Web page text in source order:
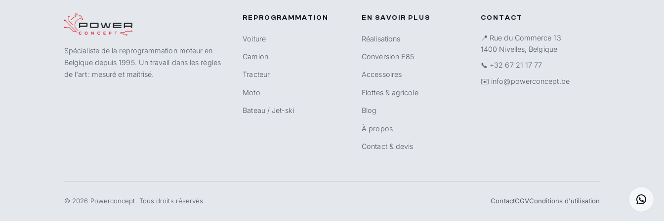
Spécialiste de la reprogrammation moteur en
Belgique depuis 1995. Un travail dans les règles
de l'art : mesuré et maîtrisé.
REPROGRAMMATION
Voiture
Camion
Tracteur
Moto
Bateau / Jet-ski
EN SAVOIR PLUS
Réalisations
Conversion E85
Accessoires
Flottes & agricole
Blog
À propos
Contact & devis
CONTACT
📍 Rue du Commerce 13
1400 Nivelles, Belgique
📞 +32 67 21 17 77
✉️ info@powerconcept.be
© 2026 Powerconcept. Tous droits réservés. ContactCGVConditions d'utilisation